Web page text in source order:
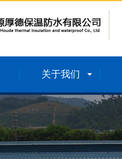
关于我们